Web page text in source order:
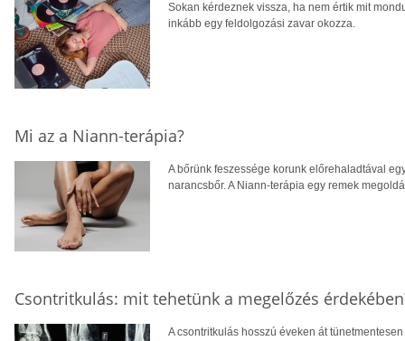
Sokan kérdeznek vissza, ha nem értik mit
inkább egy feldolgozási zavar okozza.
Mi az a Niann-terápia?
A bőrünk feszessége korunk előrehaladtával
narancsbőr. A Niann-terápia egy remek
Csontritkulás: mit tehetünk a megelőzés
A csontritkulás hosszú éveken át